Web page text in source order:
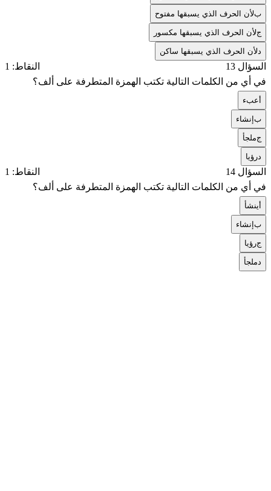
بلأن الحرف الذي يسبقها مفتوح
جلأن الحرف الذي يسبقها مكسور
لأن الحرف الذي يسبقها ساكن
السؤال 13
النقاط: 1
في أي من الكلمات التالية تكتب الهمزة المتطرفة على ألف؟
عبء
بإنشاء
جملجأ
رؤيا
السؤال 14
النقاط: 1
في أي من الكلمات التالية تكتب الهمزة المتطرفة على ألف؟
ينشأ
بإنشاء
جرؤيا
ملجأ